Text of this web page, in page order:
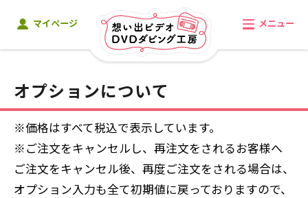
マイページ メニュー
オプションについて
※価格はすべて税込で表示しています。
※ご注文をキャンセルし、再注文をされるお客様へ
ご注文をキャンセル後、再度ご注文をされる場合は、
オプション入力も全て初期値に戻っておりますので、